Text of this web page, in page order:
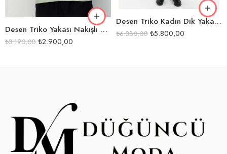
Desen Triko Yakası Nakışlı Merserize Kazak-26361
₺3.190,00 ₺2.900,00
Desen Triko Kadın Dik Yaka Kolu ve Cebi İşlemeli Panço-24057
₺6.380,00 ₺5.800,00